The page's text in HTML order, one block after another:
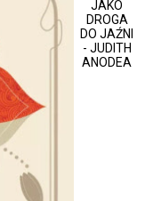
JAKO
DROGA
DO JAŹNI
- JUDITH
ANODEA